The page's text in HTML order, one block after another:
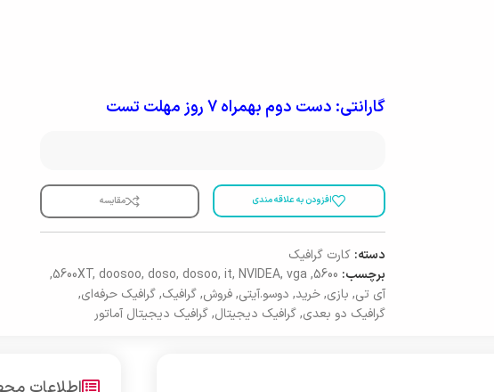
گارانتی: دست دوم بهمراه 7 روز مهلت تست
افزودن به علاقه مندی مقایسه
دسته: کارت گرافیک
برچسب: 5600
,
5600XT, doosoo, doso, dosoo, it, NVIDEA, vga
,
آی تی, بازی, خرید, دوسو.آیتی, فروش, گرافیک, گرافیک حرفه‌ای,
گرافیک دو بعدی, گرافیک دیجیتال, گرافیک دیجیتال آماتور